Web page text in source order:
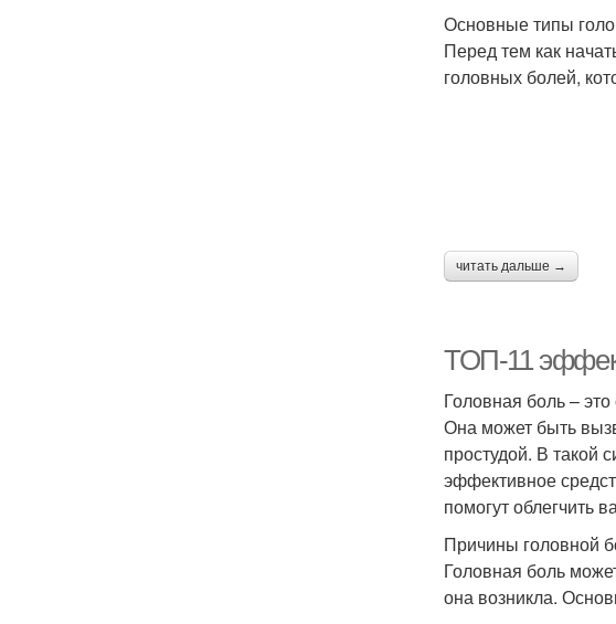
Основные типы
Перед тем как
головных болей,
читать дальше →
ТОП-11
Головная боль –
Она может быть
простудой. В такой
эффективное
помогут облегчить
Причины головной
Головная боль
она возникла.